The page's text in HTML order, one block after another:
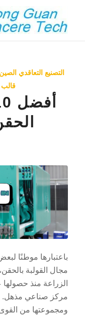
التصنيع التعاقدي الصين
قالب
باعتبارها موطنًا
مجال القولبة
مركز صناعي مذهل.
ومجموعتها من القوى